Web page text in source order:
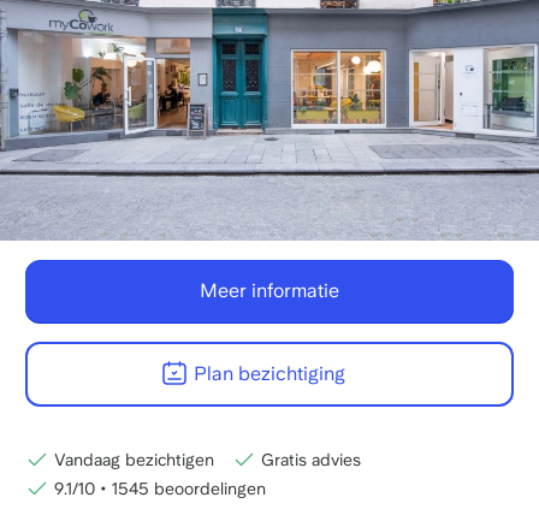
Meer informatie
Plan bezichtiging
Vandaag bezichtigen
Gratis advies
9.1/10 • 1545 beoordelingen